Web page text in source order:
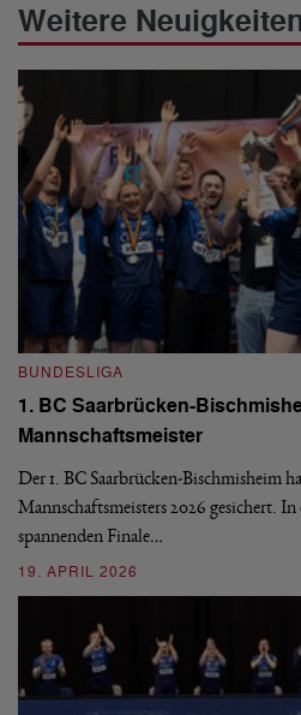
Weitere
BUNDESLIGA
1. BC Saarbrücken-
Mannschaftsmeister
Der 1. BC Saarbrücken-Bischmisheim
Mannschaftsmeisters 2026 gesichert.
spannenden Finale…
19. APRIL 2026